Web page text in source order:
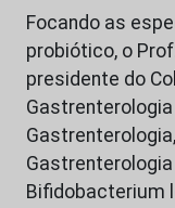
Focando as
probiótico, o
presidente do
Bifidobacterium